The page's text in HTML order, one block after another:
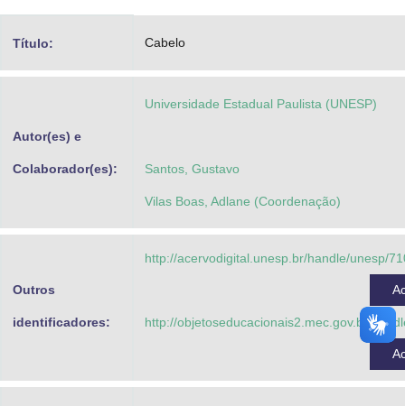
Advocacia-Geral da União
Título: Cabelo
Autor(es) e
Colaborador(es):
Universidade Estadual Paulista (UNESP)
Santos, Gustavo
Vilas Boas, Adlane (Coordenação)
Outros
identificadores:
http://acervodigital.unesp.br/handle/unesp/
http://objetoseducacionais2.mec.gov.br/